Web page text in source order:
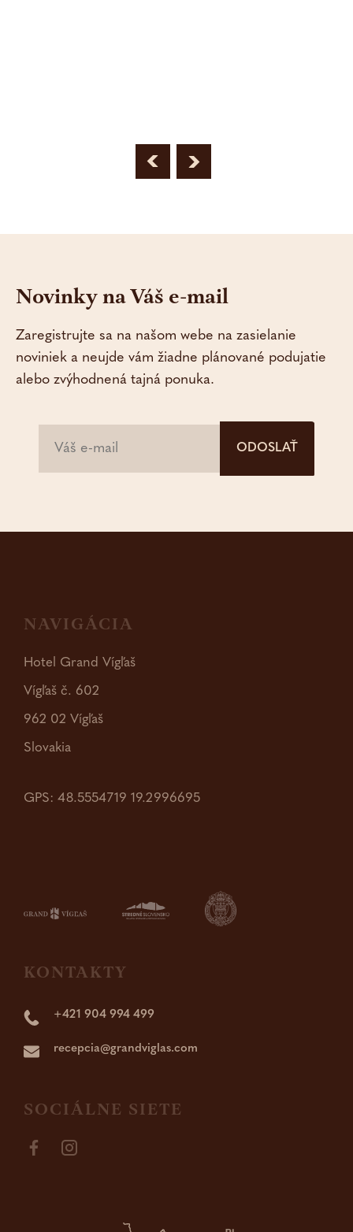
Leto 2026
Novinky na Váš e-mail
Zaregistrujte sa na našom webe na zasielanie
noviniek a neujde vám žiadne plánované podujatie
alebo zvýhodnená tajná ponuka.
ODOSLAŤ
NAVIGÁCIA
Hotel Grand Vígľaš
Vígľaš č. 602
962 02 Vígľaš
Slovakia
GPS: 48.5554719 19.2996695
KONTAKTY
+421 904 994 499
recepcia@grandviglas.com
SOCIÁLNE SIETE